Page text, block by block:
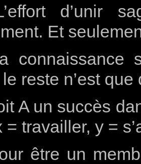
d’unir
Et
connaissance
reste n’est que
A un succès
= travailler, y =
être un